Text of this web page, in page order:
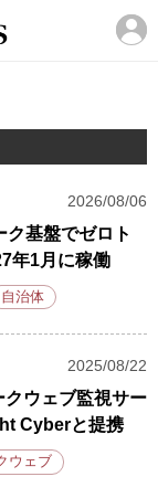
2026/08/06
基盤でゼロト
年1月に稼働
自治体
2025/08/22
ウェブ監視サー
Cyberと提携
ウェブ